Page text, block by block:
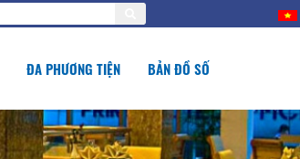
ĐA PHƯƠNG TIỆN BẢN ĐỒ SỐ